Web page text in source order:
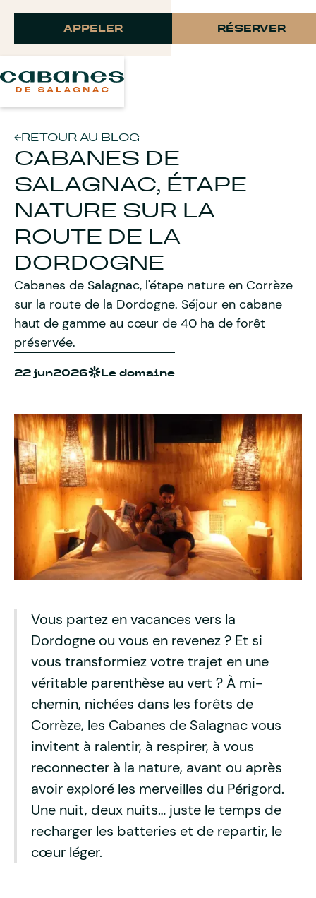
Langue
APPELER RÉSERVER
RETOUR AU BLOG
CABANES DE
SALAGNAC, ÉTAPE
NATURE SUR LA
ROUTE DE LA
DORDOGNE
Cabanes de Salagnac, l'étape nature en Corrèze
sur la route de la Dordogne. Séjour en cabane
haut de gamme au cœur de 40 ha de forêt
préservée.
22 jun2026 Le domaine
Vous partez en vacances vers la
Dordogne ou vous en revenez ? Et si
vous transformiez votre trajet en une
véritable parenthèse au vert ? À mi-
chemin, nichées dans les forêts de
Corrèze, les Cabanes de Salagnac vous
invitent à ralentir, à respirer, à vous
reconnecter à la nature, avant ou après
avoir exploré les merveilles du Périgord.
Une nuit, deux nuits… juste le temps de
recharger les batteries et de repartir, le
cœur léger.